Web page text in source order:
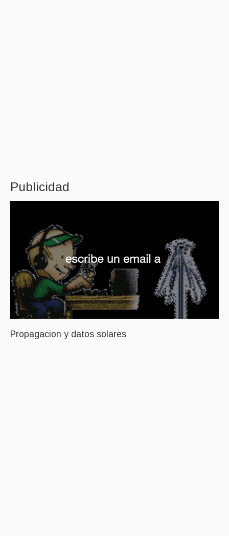
Publicidad
Propagacion y datos solares